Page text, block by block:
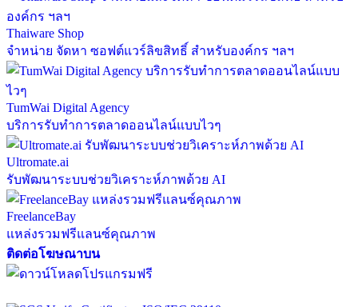
Thaiware Shop
จำหน่าย จัดหา ซอฟต์แวร์ลิขสิทธิ์ สำหรับองค์กร ฯลฯ
TumWai Digital Agency
บริการรับทำการตลาดออนไลน์แบบไวๆ
Ultromate.ai
รับพัฒนาระบบช่วยวิเคราะห์ภาพด้วย AI
FreelanceBay
แหล่งรวมฟรีแลนซ์คุณภาพ
ติดต่อโฆษณาบน